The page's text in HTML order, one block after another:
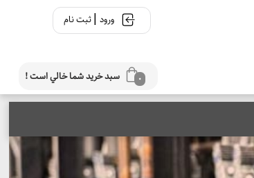
ورود | ثبت نام
0 سبد خريد شما خالي است !